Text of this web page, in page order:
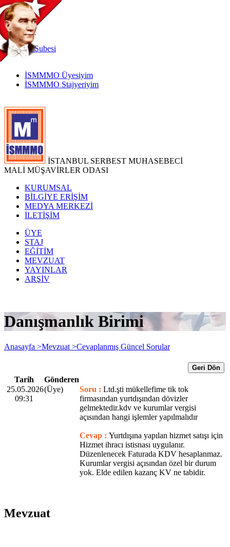
TR
|
EN
İnternetŞubesi
İSMMMO Üyesiyim
İSMMMO Stajyeriyim
İSTANBUL SERBEST MUHASEBECİ
MALİ MÜŞAVİRLER ODASI
KURUMSAL
BİLGİYE ERİŞİM
MEDYA MERKEZİ
İLETİŞİM
ÜYE
STAJ
EĞİTİM
MEVZUAT
YAYINLAR
ARŞİV
Danışmanlık Birimi
Anasayfa >Mevzuat >Cevaplanmış Güncel Sorular
Geri Dön
Tarih
Gönderen
25.05.2026
09:31
(Üye) Soru : Ltd.şti mükellefime tik tok
firmasından yurtdışından dövizler
gelmektedir.kdv ve kurumlar vergisi
açısından hangi işlemler yapılmalıdır
Cevap : Yurtdışına yapılan hizmet satışı için
Hizmet ihracı istisnası uygulanır.
Düzenlenecek Faturada KDV hesaplanmaz.
Kurumlar vergisi açısından özel bir durum
yok. Elde edilen kazanç KV ne tabidir.
Mevzuat